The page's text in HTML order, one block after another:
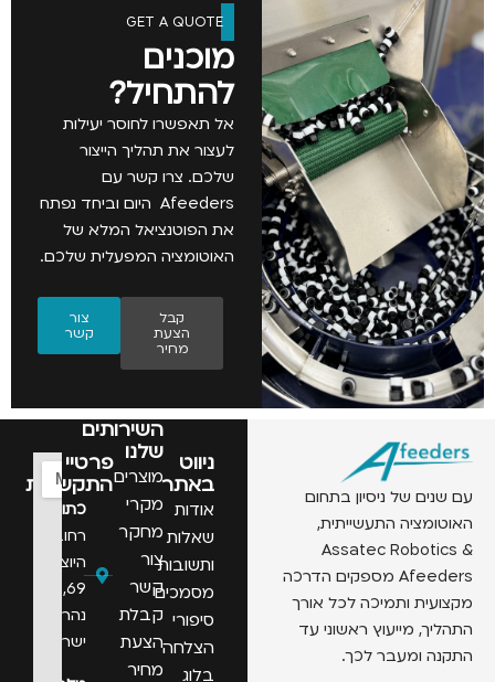
GET A QUOTE
מוכנים
להתחיל?
אל תאפשרו לחוסר יעילות
לעצור את תהליך הייצור
שלכם. צרו קשר עם
Afeeders היום וביחד נפתח
את הפוטנציאל המלא של
האוטומציה המפעלית שלכם.
צור
קשר
השירותים
שלנו
מוצרים
מקרי
מחקר
צור
קשר
קבלת
הצעת
מחיר
פרטיי
התקשרות
כתובת:
רחוב
היוצרים
69,
נהריה,
ישראל
של ניסיון בתחום
התעשייתית,
Assatec
Afeeders מספקים הדרכה
ותמיכה לכל אורך
מייעוץ ראשוני עד
לכך.